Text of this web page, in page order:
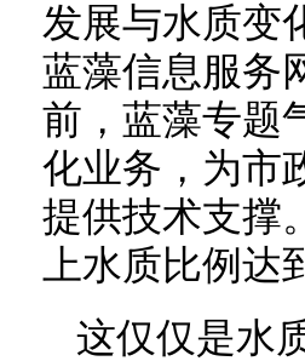
发展与水质变
蓝藻信息服务
前，蓝藻专题
化业务，为市
提供技术支撑
上水质比例达
这仅仅是水